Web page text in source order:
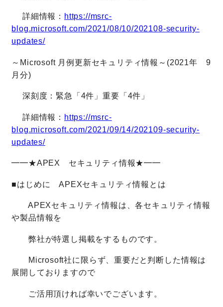
詳細情報： https://msrc-
blog.microsoft.com/2021/08/10/202108-security-
updates/
～Microsoft 月例更新セキュリティ情報～(2021年 9
月分)
深刻度：緊急「4件」重要「4件」
詳細情報： https://msrc-
blog.microsoft.com/2021/09/14/202109-security-
updates/
━━★APEX セキュリティ情報★━━
■はじめに APEXセキュリティ情報とは
APEXセキュリティ情報は、各セキュリティ情報
や製品情報を
弊社が特選し掲載をするものです。
Microsoft社に限らず、重要だと判断した情報は
展開しておりますので
ご活用頂ければ幸いでございます。